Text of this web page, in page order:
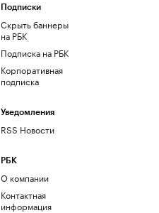
Подписки
Скрыть баннеры
на РБК
Подписка на РБК
Корпоративная
подписка
Уведомления
RSS Новости
РБК
О компании
Контактная
информация